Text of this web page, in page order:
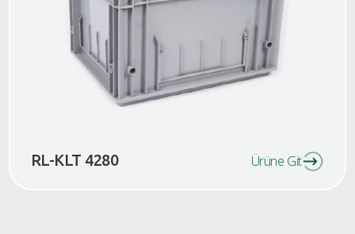
RL-KLT 4280 Ürüne Git